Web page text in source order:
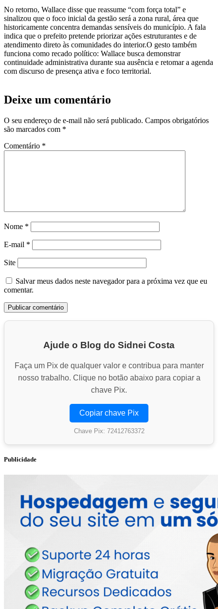
No retorno, Wallace disse que reassume “com força total” e
sinalizou que o foco inicial da gestão será a zona rural, área que
historicamente concentra demandas sensíveis do município. A fala
indica que o prefeito pretende priorizar ações estruturantes e de
atendimento direto às comunidades do interior.O gesto também
funciona como recado político: Wallace busca demonstrar
continuidade administrativa durante sua ausência e retomar a agenda
com discurso de presença ativa e foco territorial.
Deixe um comentário
O seu endereço de e-mail não será publicado. Campos obrigatórios
são marcados com *
Comentário *
Nome *
E-mail *
Site
Salvar meus dados neste navegador para a próxima vez que eu
comentar.
Ajude o Blog do Sidnei Costa
Faça um Pix de qualquer valor e contribua para manter
nosso trabalho. Clique no botão abaixo para copiar a
chave Pix.
Copiar chave Pix
Chave Pix: 72412763372
Publicidade